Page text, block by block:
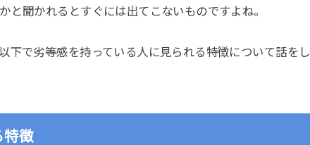
と聞かれるとすぐには出てこないものですよね。
下で劣等感を持っている人に見られる特徴について話をし
特徴